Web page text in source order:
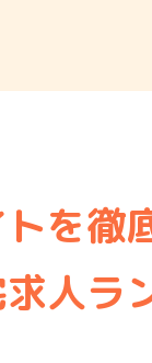
を徹
人ラ